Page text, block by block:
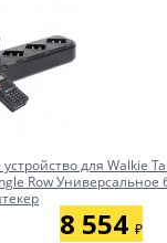
для Walkie
Row Универсальное
8 554 ₽